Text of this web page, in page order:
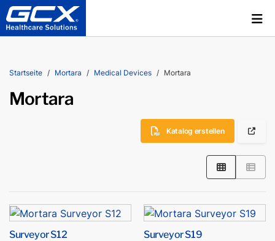
Startseite Mortara Medical Devices Mortara
Mortara
Katalog erstellen
Surveyor S12 Surveyor S19